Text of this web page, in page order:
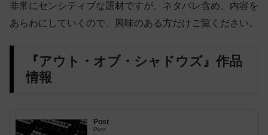
非常にセンシティブな題材ですが、ネタバレ含め、内容を
あらわにしていくので、興味のある方だけご覧ください。
『アウト・オブ・シャドウズ』作品
情報
Post
Post